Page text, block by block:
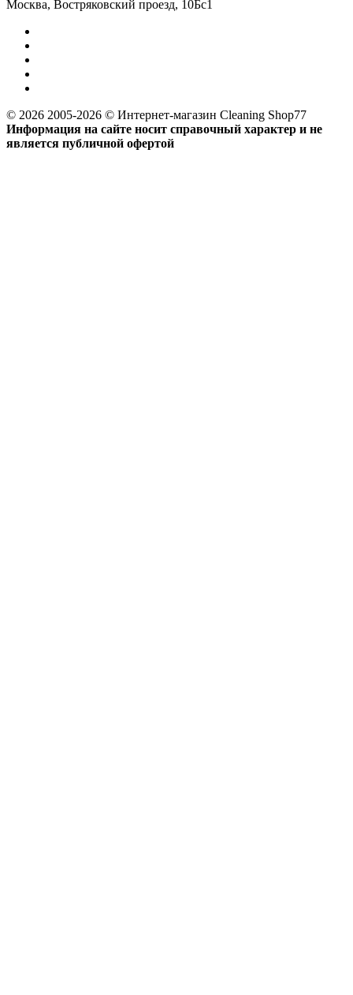
Москва, Востряковский проезд, 10Бс1
© 2026 2005-2026 © Интернет-магазин Cleaning Shop77
Информация на сайте носит справочный характер и не
является публичной офертой